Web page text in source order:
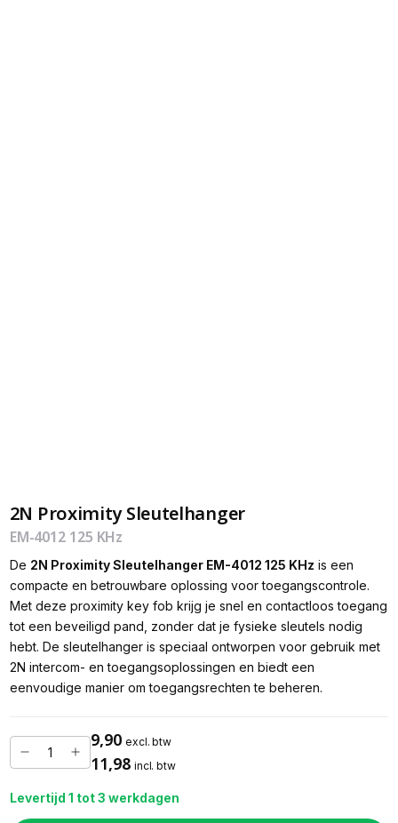
2N Proximity Sleutelhanger
EM-4012 125 KHz
De 2N Proximity Sleutelhanger EM-4012 125 KHz is een
compacte en betrouwbare oplossing voor toegangscontrole.
Met deze proximity key fob krijg je snel en contactloos toegang
tot een beveiligd pand, zonder dat je fysieke sleutels nodig
hebt. De sleutelhanger is speciaal ontworpen voor gebruik met
2N intercom- en toegangsoplossingen en biedt een
eenvoudige manier om toegangsrechten te beheren.
9,90 excl. btw
11,98 incl. btw
Levertijd 1 tot 3 werkdagen